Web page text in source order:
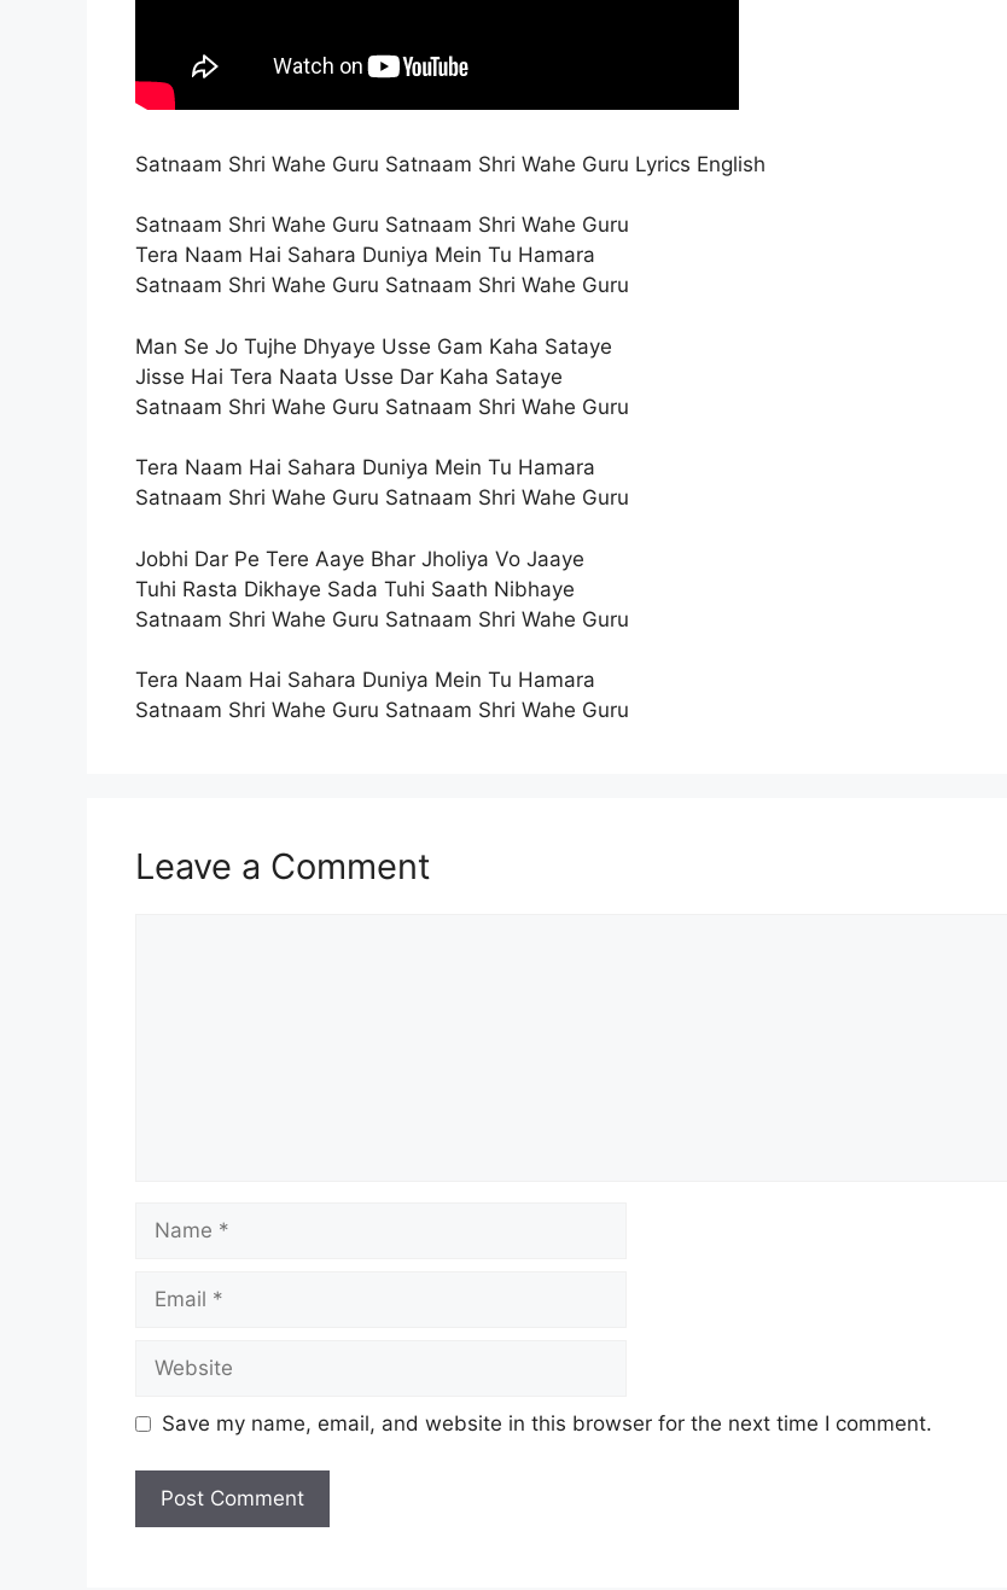
Satnaam Shri Wahe Guru Satnaam Shri Wahe Guru Lyrics English
Satnaam Shri Wahe Guru Satnaam Shri Wahe Guru
Tera Naam Hai Sahara Duniya Mein Tu Hamara
Satnaam Shri Wahe Guru Satnaam Shri Wahe Guru
Man Se Jo Tujhe Dhyaye Usse Gam Kaha Sataye
Jisse Hai Tera Naata Usse Dar Kaha Sataye
Satnaam Shri Wahe Guru Satnaam Shri Wahe Guru
Tera Naam Hai Sahara Duniya Mein Tu Hamara
Satnaam Shri Wahe Guru Satnaam Shri Wahe Guru
Jobhi Dar Pe Tere Aaye Bhar Jholiya Vo Jaaye
Tuhi Rasta Dikhaye Sada Tuhi Saath Nibhaye
Satnaam Shri Wahe Guru Satnaam Shri Wahe Guru
Tera Naam Hai Sahara Duniya Mein Tu Hamara
Satnaam Shri Wahe Guru Satnaam Shri Wahe Guru
Leave a Comment
Name
Email
Website
Save my name, email, and website in this browser for the next time I comment.